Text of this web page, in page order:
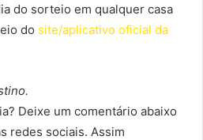
do sorteio em qualquer casa
do site/aplicativo oficial da
Deixe um comentário abaixo
redes sociais. Assim